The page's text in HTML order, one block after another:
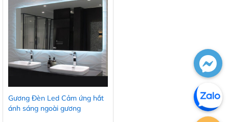
Gương Đèn Led Cảm ứng hắt
ánh sáng ngoài gương